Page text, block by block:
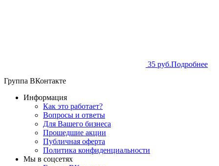
35 руб.Подробнее
Группа ВКонтакте
Информация
Как это работает?
Вопросы и ответы
Для Вашего бизнеса
Прошедшие акции
Публичная оферта
Политика конфиденциальности
Мы в соцсетях